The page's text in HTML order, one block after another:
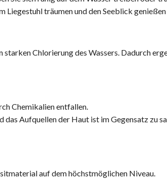
träumen und den Seeblick genießen
Chlorierung des Wassers. Dadurch
Chemikalien entfallen.
Aufquellen der Haut ist im Gegensatz zu
auf dem höchstmöglichen Niveau.